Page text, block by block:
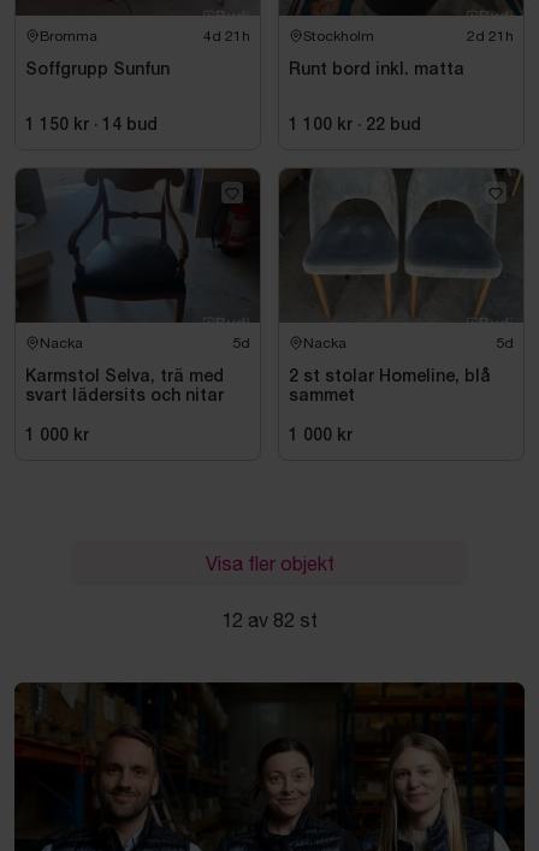
Bromma 4d 21h
Soffgrupp Sunfun
1 150 kr · 14 bud
Stockholm 2d 21h
Runt bord inkl. matta
1 100 kr · 22 bud
Nacka 5d
Karmstol Selva, trä med
svart lädersits och nitar
1 000 kr
Nacka 5d
2 st stolar Homeline, blå
sammet
1 000 kr
Visa fler objekt
12 av 82 st